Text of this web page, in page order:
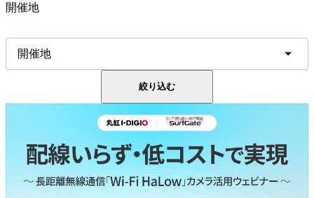
開催地
開催地
絞り込む